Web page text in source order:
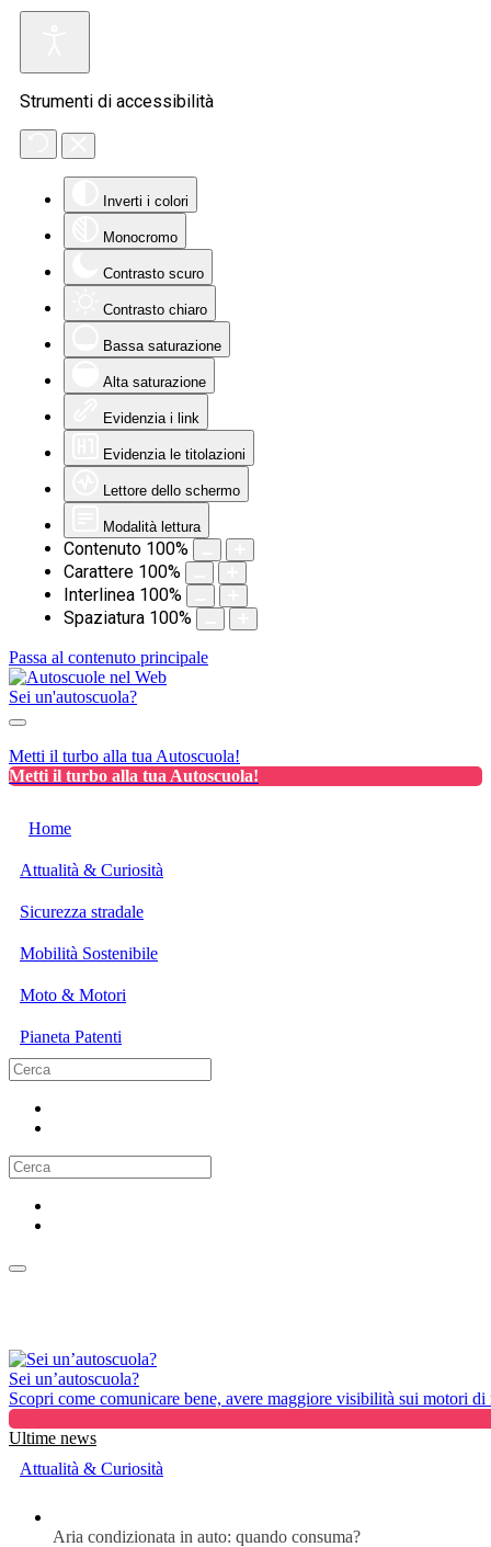
Strumenti di accessibilità
Inverti i colori
Monocromo
Contrasto scuro
Contrasto chiaro
Bassa saturazione
Alta saturazione
Evidenzia i link
Evidenzia le titolazioni
Lettore dello schermo
Modalità lettura
Contenuto 100%
Carattere 100%
Interlinea 100%
Spaziatura 100%
Passa al contenuto principale
Sei un'autoscuola?
Metti il turbo alla tua Autoscuola!
Metti il turbo alla tua Autoscuola!
Home
Attualità & Curiosità
Sicurezza stradale
Mobilità Sostenibile
Moto & Motori
Pianeta Patenti
Sei un’autoscuola?
Scopri come comunicare bene, avere maggiore visibilità sui motori
Ultime news
Attualità & Curiosità
Aria condizionata in auto: quando consuma?